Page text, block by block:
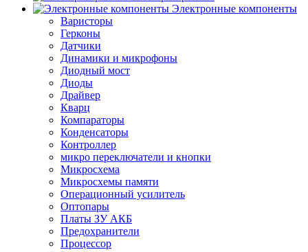
Электронные компоненты
Варисторы
Герконы
Датчики
Динамики и микрофоны
Диодный мост
Диоды
Драйвер
Кварц
Компараторы
Конденсаторы
Контроллер
микро переключатели и кнопки
Микросхема
Микросхемы памяти
Операционный усилитель
Оптопары
Платы ЗУ АКБ
Предохранители
Процессор